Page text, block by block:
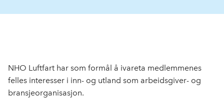
NHO Luftfart har som formål å ivareta medlemmenes
felles interesser i inn- og ut­land som arbeidsgiver- og
bransje­organi­sasjon.